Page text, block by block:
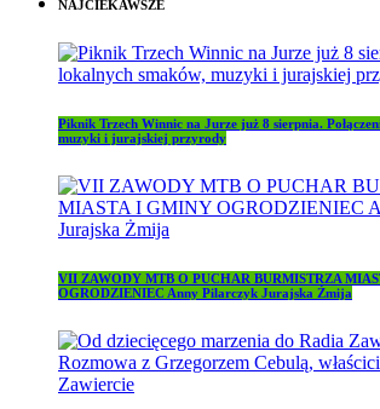
NAJCIEKAWSZE
Piknik Trzech Winnic na Jurze już 8 sierpnia.
muzyki i jurajskiej przyrody
VII ZAWODY MTB O PUCHAR BURMISTRZA
OGRODZIENIEC Anny Pilarczyk Jurajska Żmija